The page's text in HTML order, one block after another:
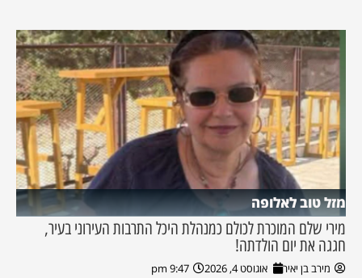
מזל טוב לאלופה
מירי שלם המוכרת לכולם כמנהלת היכל התרבות העירוני בעיר,
חגגה את יום הולדתה!
מירב בן יאיר אוגוסט 4, 2026 9:47 pm